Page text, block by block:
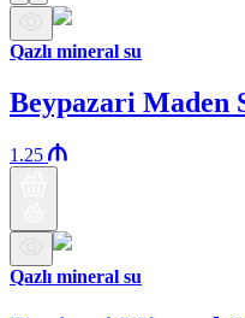
Qazlı mineral su
Beypazari Maden
1.25
Qazlı mineral su